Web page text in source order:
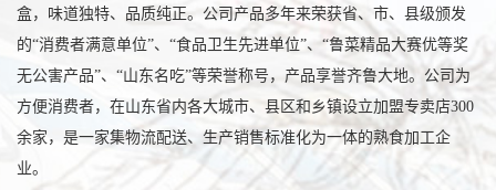
盒，味道独特、品质纯正。公司产品多年来荣获省、市、县级颁发
的“消费者满意单位”、“食品卫生先进单位”、“鲁菜精品大赛优等奖
无公害产品”、“山东名吃”等荣誉称号，产品享誉齐鲁大地。公司为
方便消费者，在山东省内各大城市、县区和乡镇设立加盟专卖店300
余家，是一家集物流配送、生产销售标准化为一体的熟食加工企
业。